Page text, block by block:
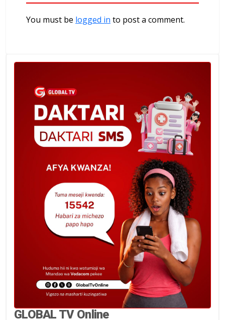
You must be logged in to post a comment.
GLOBAL TV Online